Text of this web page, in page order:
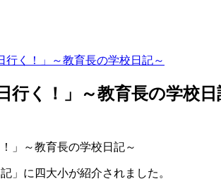
行く！」～教育長の学校日記～
行く！」～教育長の学校
」～教育長の学校日記～
」に四大小が紹介されました。